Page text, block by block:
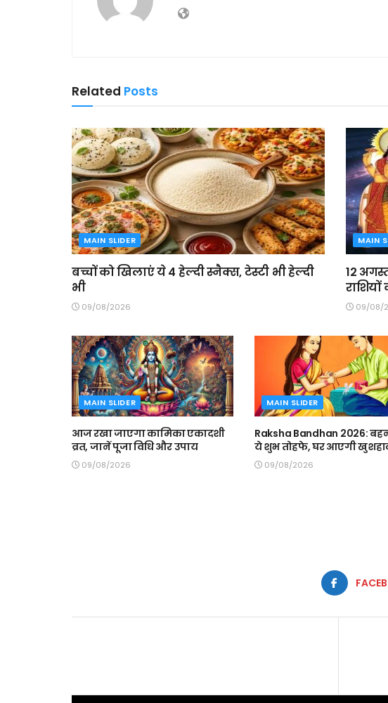
Related Posts
MAIN SLIDER
बच्चों को खिलाएं ये 4 हेल्दी स्नैक्स, टेस्टी भी हेल्दी
भी
09/08/2026
MAIN
12
09/08/
MAIN SLIDER
आज रखा जाएगा कामिका एकादशी
व्रत, जानें पूजा विधि और उपाय
09/08/2026
MAIN SLIDER
Raksha Bandhan 2026:
ये शुभ तोहफे, घर आएगी
09/08/2026